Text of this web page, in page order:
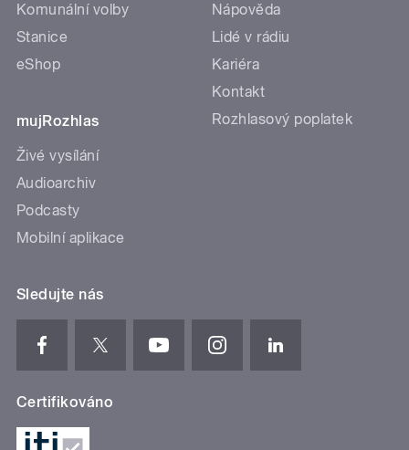
Komunální volby
Stanice
eShop
mujRozhlas
Živé vysílání
Audioarchiv
Podcasty
Mobilní aplikace
Nápověda
Lidé v rádiu
Kariéra
Kontakt
Rozhlasový poplatek
Sledujte nás
Certifikováno